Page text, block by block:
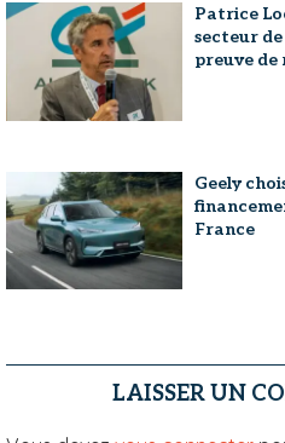
Patrice
secteur
preuve de
Geely
France
LAISSER UN